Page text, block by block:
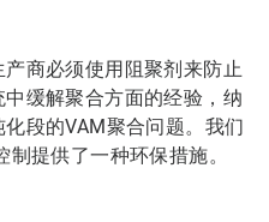
商必须使用阻聚剂来防止
缓解聚合方面的经验，纳
段的VAM聚合问题。我们
提供了一种环保措施。